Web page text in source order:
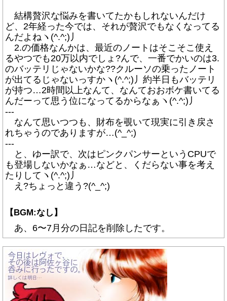
結構贅沢な悩みを書いてたかもしれないんだけ
ど、2年経った今では、それが贅沢でもなくなってる
んだよねヽ(^.^;)丿
2.の価格なんかは、最近のノートはそこそこ使え
るやつでも20万以内でしょ?んで、一番でかいのは3.
のバッテリじゃないかな??クルーソの乗ったノート
が出てるじゃないっすかヽ(^.^;)丿約半日もバッテリ
が持つ…2時間以上なんて、なんておおボケ書いてる
んだーって思う位になってるからなぁヽ(^.^;)丿
---
なんて思いつつも、財布を覗いて現実に引き戻さ
れちゃうのでありますが…(^_^;)
---
と、ゆー訳で、次はピンクパンサーというCPUで
も登場しないかなぁ…などと、くだらない事を考え
たりしてヽ(^.^;)丿
え?ちょっと違う?(^_^;)
【BGM:なし】
あ、6〜7月分の日記を削除したです。